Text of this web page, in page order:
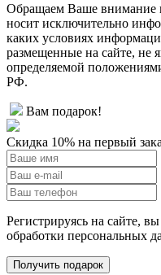
Обращаем Ваше внимание
носит исключительно
каких условиях
размещенные на сайте, не
определяемой
РФ.
Вам подарок!
Скидка 10% на первый
Регистрируясь на сайте,
обработки персональных